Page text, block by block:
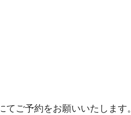
ご予約をお願いいたします。